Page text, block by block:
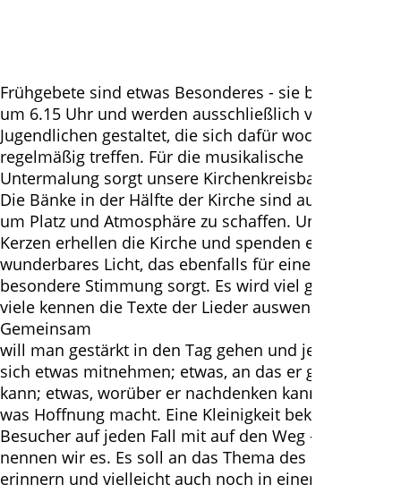
Frühgebete sind etwas Besonderes - sie beginnen
um 6.15 Uhr und werden ausschließlich von
Jugendlichen gestaltet, die sich dafür wochenlang
regelmäßig treffen. Für die musikalische
Untermalung sorgt unsere Kirchenkreisband - Band.
Die Bänke in der Hälfte der Kirche sind ausgebaut
um Platz und Atmosphäre zu schaffen. Unzählige
Kerzen erhellen die Kirche und spenden ein
wunderbares Licht, das ebenfalls für eine ganz
besondere Stimmung sorgt. Es wird viel gesungen,
viele kennen die Texte der Lieder auswendig.
Gemeinsam
will man gestärkt in den Tag gehen und jeder soll für
sich etwas mitnehmen; etwas, an das er glauben
kann; etwas, worüber er nachdenken kann; etwas,
was Hoffnung macht. Eine Kleinigkeit bekommt der
Besucher auf jeden Fall mit auf den Weg - Mitgebsel
nennen wir es. Es soll an das Thema des Frühgebets
erinnern und vielleicht auch noch in einem halben